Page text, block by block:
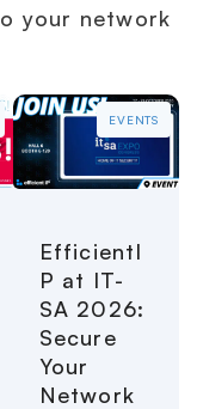
your network
EVENTS
EfficientI
P at IT-
SA 2026:
Secure
Your
Network